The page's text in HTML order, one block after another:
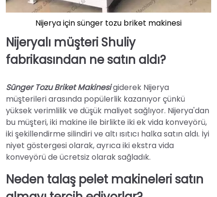
Nijerya için sünger tozu briket makinesi
Nijeryalı müşteri Shuliy
fabrikasından ne satın aldı?
Sünger Tozu Briket Makinesigiderek Nijerya
müşterileri arasında popülerlik kazanıyor çünkü
yüksek verimlilik ve düşük maliyet sağlıyor. Nijerya'dan
bu müşteri, iki makine ile birlikte iki ek vida konveyörü,
iki şekillendirme silindiri ve altı ısıtıcı halka satın aldı. İyi
niyet göstergesi olarak, ayrıca iki ekstra vida
konveyörü de ücretsiz olarak sağladık.
Neden talaş pelet makineleri satın